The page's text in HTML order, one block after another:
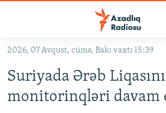
Əsas
qayıt
Əsas
#İZAHLA
KORRUPSIOMETR
2026, 07 Avqust, cümə, Bakı vaxtı 15:39
Suriyada Ərəb
monitorinqləri davam